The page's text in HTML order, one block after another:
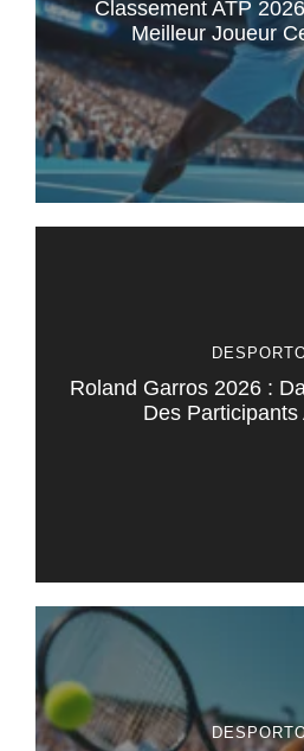
Classement ATP
Meilleur Joueur
Roland Garros 2026 :
Des Participants